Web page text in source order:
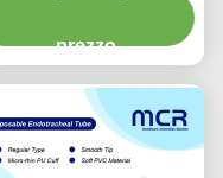
prezzo